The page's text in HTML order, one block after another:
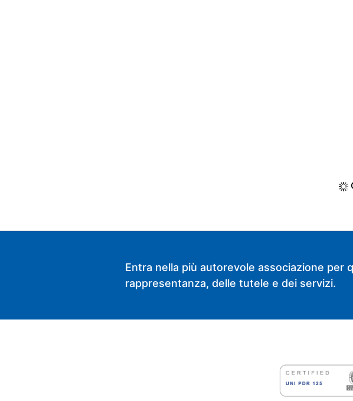
Entra nella più autorevole associazione per
rappresentanza, delle tutele e dei servizi.